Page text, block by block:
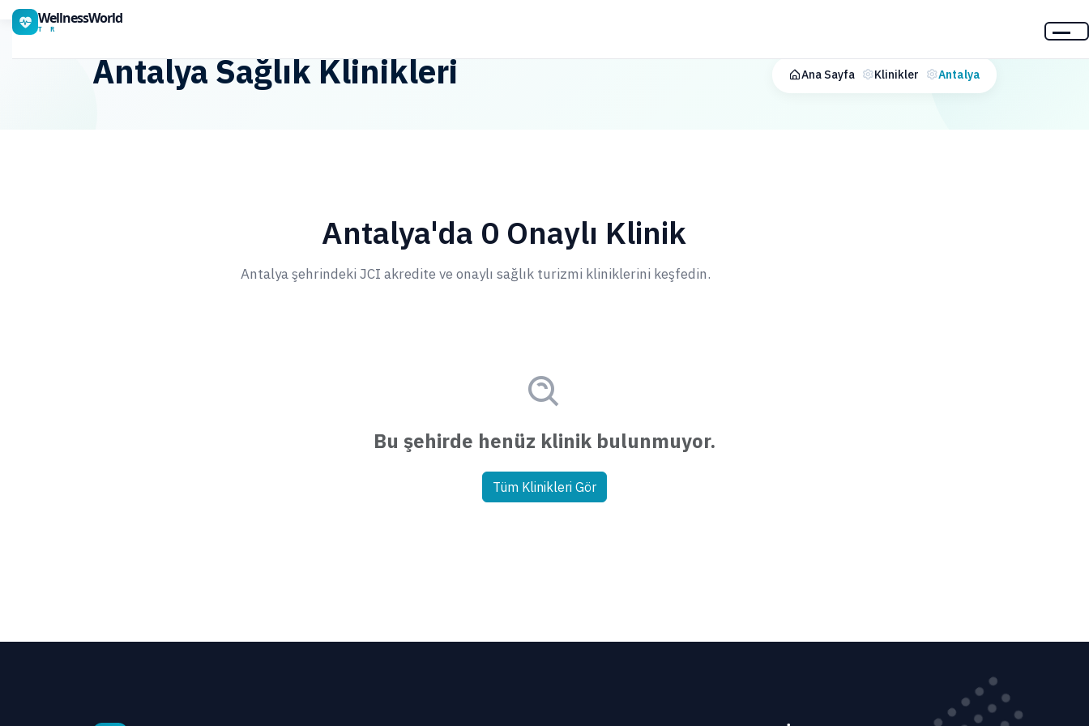
WellnessWorld
T R
Antalya Sağlık Klinikleri Ana Sayfa Klinikler Antalya
Antalya'da 0 Onaylı Klinik
Antalya şehrindeki JCI akredite ve onaylı sağlık turizmi kliniklerini keşfedin.
Bu şehirde henüz klinik bulunmuyor.
Tüm Klinikleri Gör